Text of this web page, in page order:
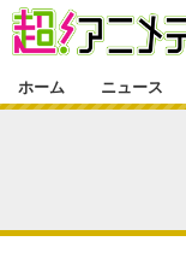
ゲーム・アプ
特集一覧
連載マンガ
ホーム ニュース